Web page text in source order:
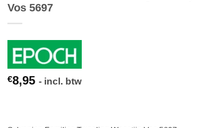
Vos 5697
€8,95 - incl. btw